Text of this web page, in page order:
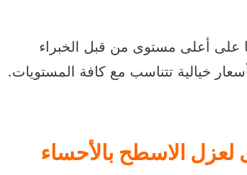
على أعلى مستوى من قبل الخبراء
خيالية تتناسب مع كافة المستويات.
لعزل الاسطح بالأحساء